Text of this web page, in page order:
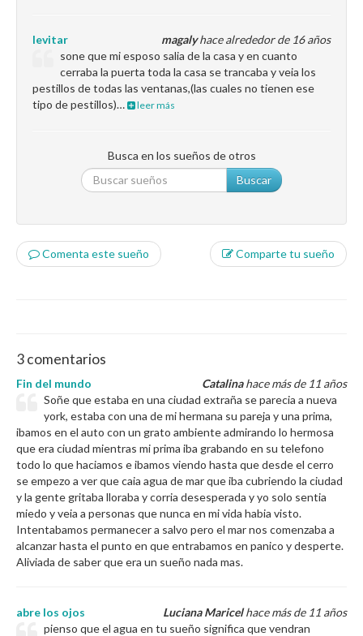
magalyhace alrededor de 16 años
levitar
sone que mi esposo salia de la casa y en cuanto
cerraba la puerta toda la casa se trancaba y veia los
pestillos de todas las ventanas,(las cuales no tienen ese
tipo de pestillos)…
leer más
Busca en los sueños de otros
Buscar
Comenta este sueño Comparte tu sueño
3 comentarios
Catalinahace más de 11 años
Fin del mundo
Soñe que estaba en una ciudad extraña se parecia a nueva
york, estaba con una de mi hermana su pareja y una prima,
ibamos en el auto con un grato ambiente admirando lo hermosa
que era ciudad mientras mi prima iba grabando en su telefono
todo lo que haciamos e ibamos viendo hasta que desde el cerro
se empezo a ver que caia agua de mar que iba cubriendo la ciudad
y la gente gritaba lloraba y corria desesperada y yo solo sentia
miedo y veia a personas que nunca en mi vida habia visto.
Intentabamos permanecer a salvo pero el mar nos comenzaba a
alcanzar hasta el punto en que entrabamos en panico y desperte.
Aliviada de saber que era un sueño nada mas.
Luciana Maricelhace más de 11 años
abre los ojos
pienso que el agua en tu sueño significa que vendran